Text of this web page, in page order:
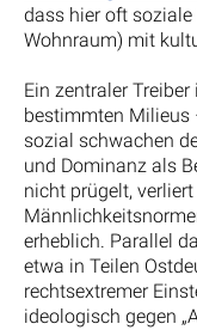
dass hier oft
Wohnraum) mit
Ein zentraler Treiber
bestimmten
sozial schwachen
und Dominanz als
nicht prügelt,
erheblich. Parallel
etwa in Teilen
rechtsextremer
ideologisch gegen